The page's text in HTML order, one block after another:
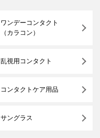
ワンデーコンタクト
（カラコン）
乱視用コンタクト
コンタクトケア用品
サングラス